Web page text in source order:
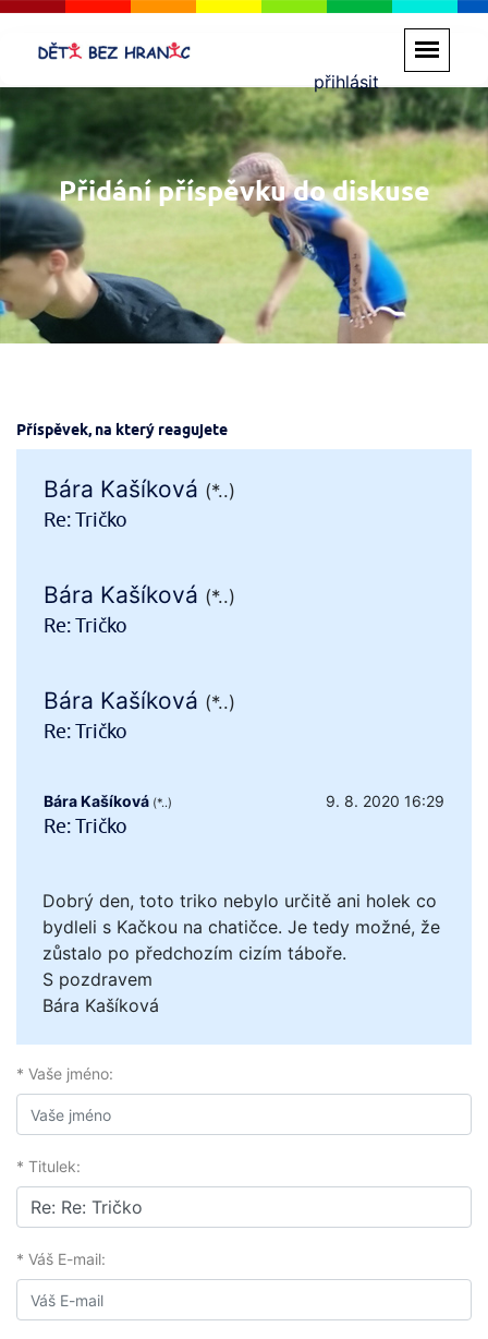
přihlásit
Přidání příspěvku do diskuse
Příspěvek, na který reagujete
Bára Kašíková (*..)
Re: Tričko
Bára Kašíková (*..)
Re: Tričko
Bára Kašíková (*..)
Re: Tričko
Bára Kašíková (*..) 9. 8. 2020 16:29
Re: Tričko
Dobrý den, toto triko nebylo určitě ani holek co
bydleli s Kačkou na chatičce. Je tedy možné, že
zůstalo po předchozím cizím táboře.
S pozdravem
Bára Kašíková
* Vaše jméno:
* Titulek:
* Váš E-mail: